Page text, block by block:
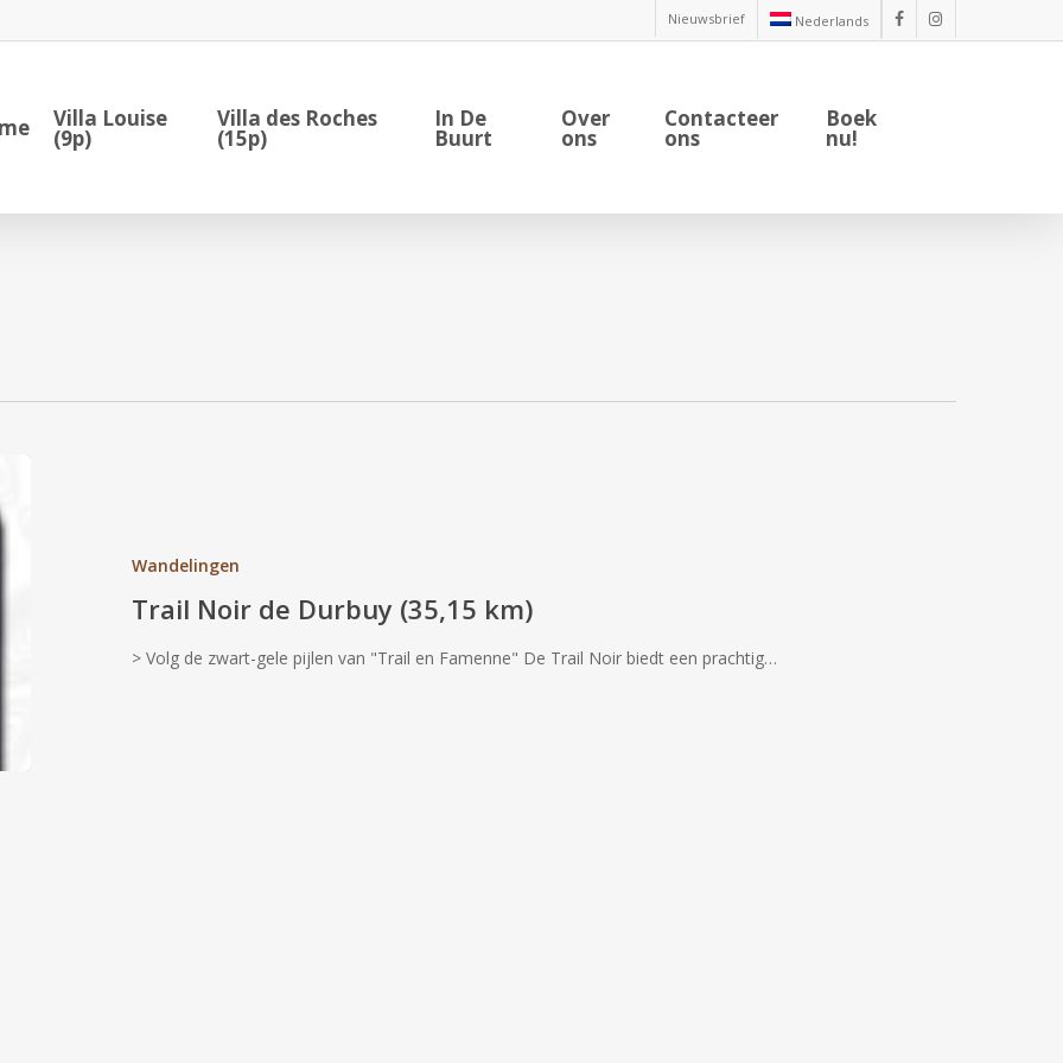
facebookinstagram
Nieuwsbrief Nederlands
Villa Louise
(9p)
Villa des Roches
(15p)
In De
Buurt
Over
ons
Contacteer
ons
Boek
nu!
Wandelingen
Trail Noir de Durbuy (35,15 km)
> Volg de zwart-gele pijlen van "Trail en Famenne" De Trail Noir biedt een prachtig…